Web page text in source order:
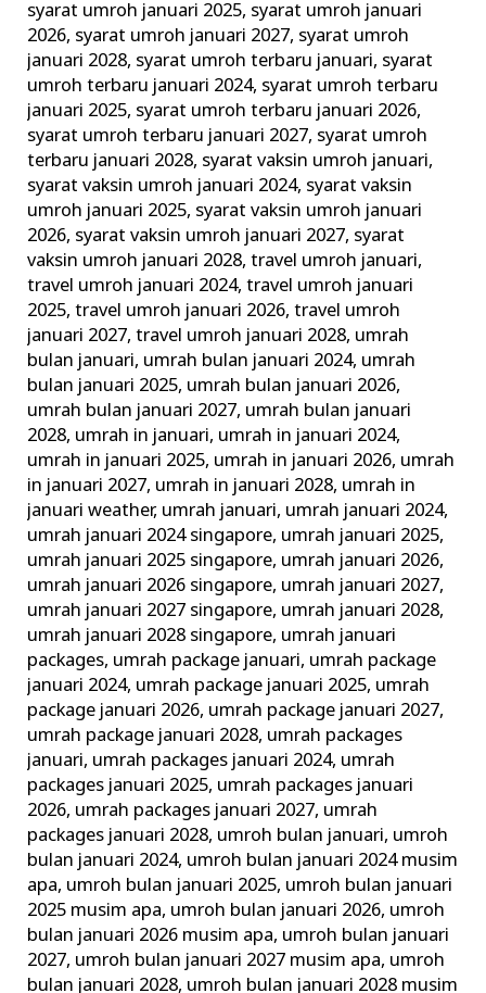
syarat umroh januari 2025, syarat umroh januari
2026, syarat umroh januari 2027, syarat umroh
januari 2028, syarat umroh terbaru januari, syarat
umroh terbaru januari 2024, syarat umroh terbaru
januari 2025, syarat umroh terbaru januari 2026,
syarat umroh terbaru januari 2027, syarat umroh
terbaru januari 2028, syarat vaksin umroh januari,
syarat vaksin umroh januari 2024, syarat vaksin
umroh januari 2025, syarat vaksin umroh januari
2026, syarat vaksin umroh januari 2027, syarat
vaksin umroh januari 2028,travel umroh januari,
travel umroh januari 2024,travel umroh januari
2025,travel umroh januari 2026,travel umroh
januari 2027,travel umroh januari 2028, umrah
bulan januari, umrah bulan januari 2024, umrah
bulan januari 2025, umrah bulan januari 2026,
umrah bulan januari 2027, umrah bulan januari
2028, umrah in januari, umrah in januari 2024,
umrah in januari 2025, umrah in januari 2026, umrah
in januari 2027, umrah in januari 2028, umrah in
januari weather, umrah januari, umrah januari 2024,
umrah januari 2024 singapore, umrah januari 2025,
umrah januari 2025 singapore, umrah januari 2026,
umrah januari 2026 singapore, umrah januari 2027,
umrah januari 2027 singapore, umrah januari 2028,
umrah januari 2028 singapore, umrah januari
packages, umrah package januari, umrah package
januari 2024, umrah package januari 2025, umrah
package januari 2026, umrah package januari 2027,
umrah package januari 2028, umrah packages
januari, umrah packages januari 2024, umrah
packages januari 2025, umrah packages januari
2026, umrah packages januari 2027, umrah
packages januari 2028, umroh bulan januari, umroh
bulan januari 2024, umroh bulan januari 2024 musim
apa, umroh bulan januari 2025, umroh bulan januari
2025 musim apa, umroh bulan januari 2026, umroh
bulan januari 2026 musim apa, umroh bulan januari
2027, umroh bulan januari 2027 musim apa, umroh
bulan januari 2028, umroh bulan januari 2028 musim